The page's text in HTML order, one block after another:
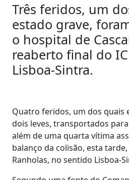
Três feridos, um
estado grave,
o hospital de
reaberto final do
Lisboa-Sintra.
Quatro feridos, um dos quais
dois leves, transportados
além de uma quarta vítima
balanço da colisão, esta
Ranholas, no sentido Lisboa-